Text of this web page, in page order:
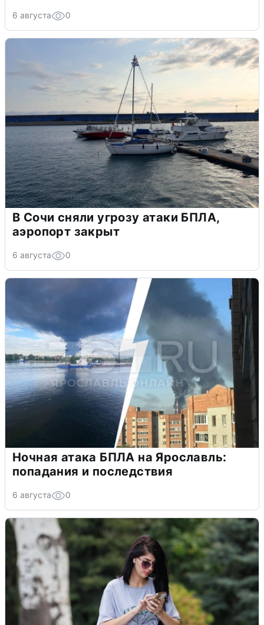
6 августа 0
В Сочи сняли угрозу атаки БПЛА,
аэропорт закрыт
6 августа 0
Ночная атака БПЛА на Ярославль:
попадания и последствия
6 августа 0